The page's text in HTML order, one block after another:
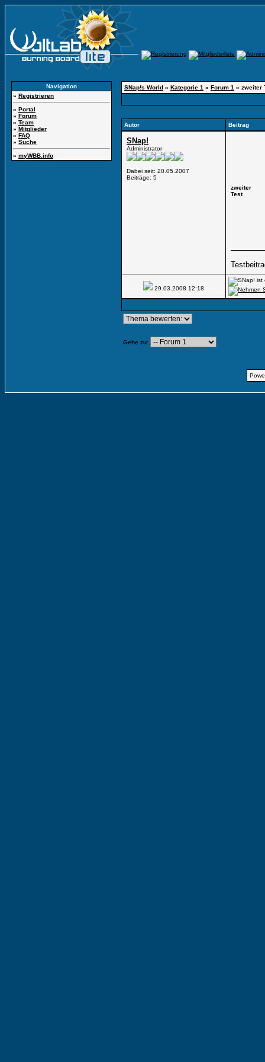
Navigation
» Registrieren
» Portal
» Forum
» Team
» Mitglieder
» FAQ
» Suche
» myWBB.info
SNap!s World » Kategorie 1 » Forum 1 » zweiter
Autor Beitrag
SNap!
Administrator
Dabei seit: 20.05.2007
Beiträge: 5
zweiter
Test
29.03.2008 12:18
Gehe zu: